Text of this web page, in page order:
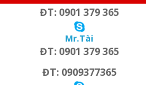
ĐT: 0901 379 365
Mr.Tài
ĐT: 0901 379 365
ĐT: 0909377365